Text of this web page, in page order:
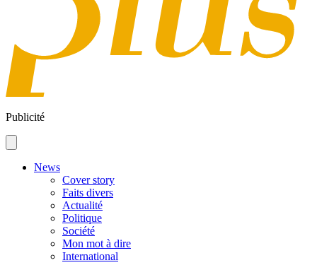
Publicité
News
Cover story
Faits divers
Actualité
Politique
Société
Mon mot à dire
International